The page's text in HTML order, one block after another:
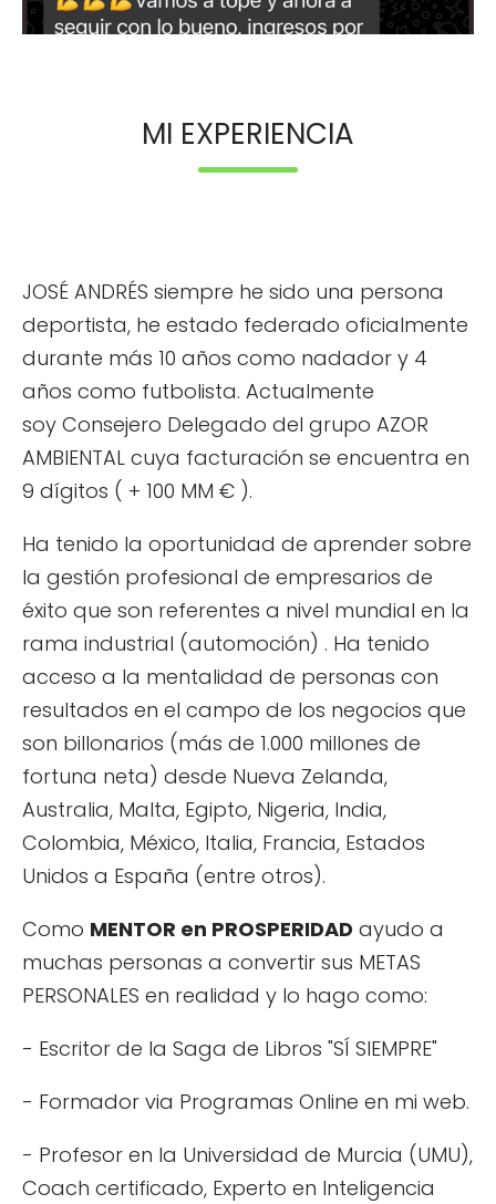
MI EXPERIENCIA
JOSÉ ANDRÉS siempre he sido una persona
deportista, he estado federado oficialmente
durante más 10 años como nadador y 4
años como futbolista. Actualmente
soy Consejero Delegado del grupo AZOR
AMBIENTAL cuya facturación se encuentra en
9 dígitos ( + 100 MM € ).
Ha tenido la oportunidad de aprender sobre
la gestión profesional de empresarios de
éxito que son referentes a nivel mundial en la
rama industrial (automoción) . Ha tenido
acceso a la mentalidad de personas con
resultados en el campo de los negocios que
son billonarios (más de 1.000 millones de
fortuna neta) desde Nueva Zelanda,
Australia, Malta, Egipto, Nigeria, India,
Colombia, México, Italia, Francia, Estados
Unidos a España (entre otros).
Como MENTOR en PROSPERIDAD ayudo a
muchas personas a convertir sus METAS
PERSONALES en realidad y lo hago como:
- Escritor de la Saga de Libros "SÍ SIEMPRE"
- Formador via Programas Online en mi web.
- Profesor en la Universidad de Murcia (UMU),
Coach certificado, Experto en Inteligencia